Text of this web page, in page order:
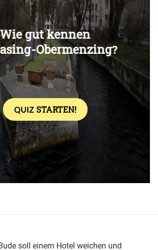
Überspringen
soll einem Hotel weichen und